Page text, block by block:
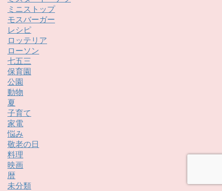
ミニストップ
モスバーガー
レシピ
ロッテリア
ローソン
七五三
保育園
公園
動物
夏
子育て
家電
悩み
敬老の日
料理
映画
暦
未分類